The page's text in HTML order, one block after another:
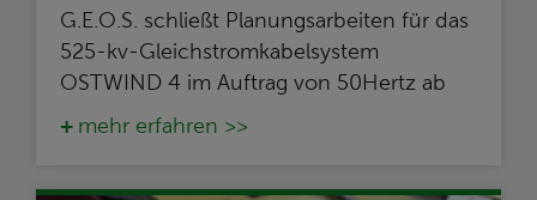
G.E.O.S. schließt Planungsarbeiten für das
525-kv-Gleichstromkabelsystem
OSTWIND 4 im Auftrag von 50Hertz ab
mehr erfahren >>